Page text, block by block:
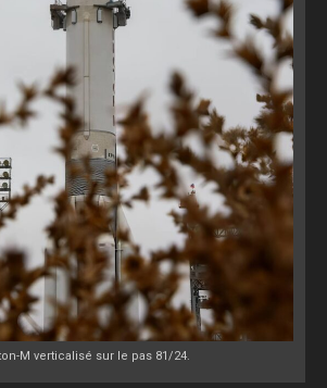
M verticalisé sur le pas 81/24.